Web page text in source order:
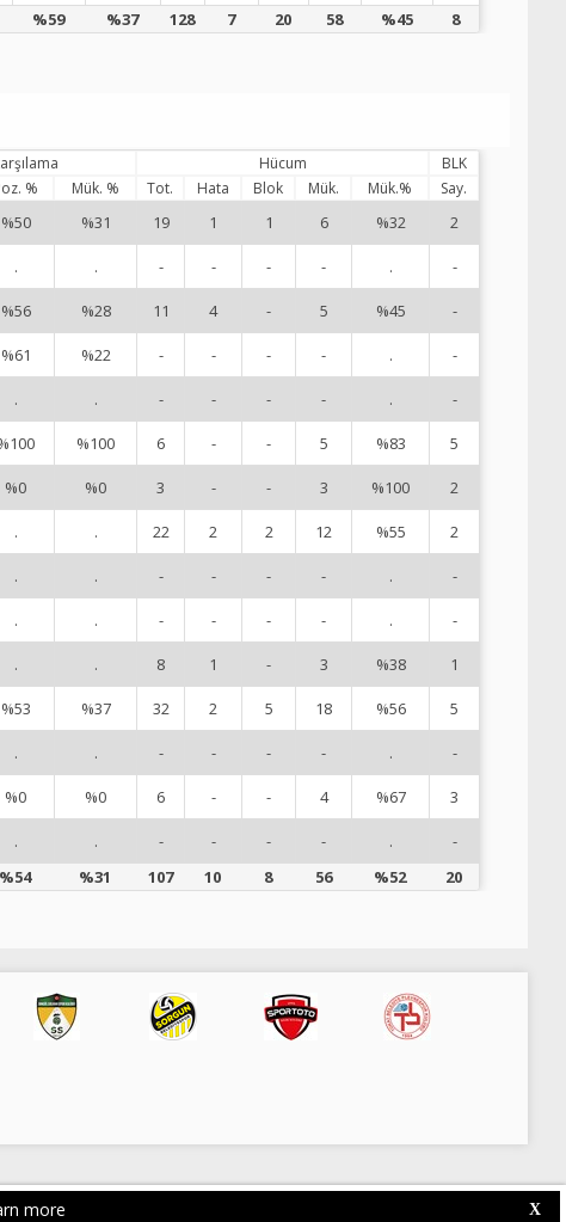
more X
%59 %37 128 7 20 58 %45 8
Hücum
BLK
% Mük. % Tot. Hata Blok Mük. Mük.% Say.
%50 %31 19 1 1 6 %32 2
. . - - - - . -
%56 %28 11 4 - 5 %45 -
%61 %22 - - - - . -
. . - - - - . -
%100 6 - - 5 %83 5
%0 %0 3 - - 3 %100 2
. . 22 2 2 12 %55 2
. . - - - - . -
. . - - - - . -
. . 8 1 - 3 %38 1
%53 %37 32 2 5 18 %56 5
. . - - - - . -
%0 %0 6 - - 4 %67 3
. . - - - - .
-
%54 %31 107 10 8 56 %52 20
Web Competition Site © 2026 by